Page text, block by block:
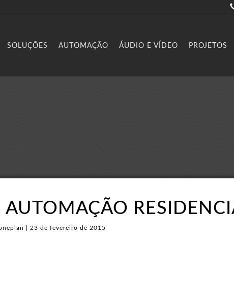
SOLUÇÕES AUTOMAÇÃO ÁUDIO E VÍDEO PROJETOS
| 23 de fevereiro de 2015